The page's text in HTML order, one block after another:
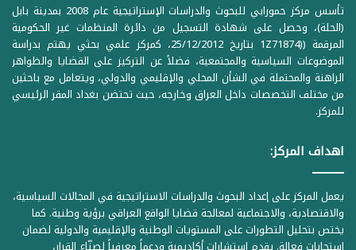
تأسس مركز حمورابي للبحوث والدراسات الإستراتيجية عام 2008 بمدينة بابل
(الحلة)، وحصل على شهادة التسجيل من دائرة المنظمات غير الحكومية
المرقمة ((1Z71874 بتاريخ 25/12/2012، كمركز علمي بحثي يهتم بدراسة
الموضوعات السياسية والمجتمعية، فضلاً عن التركيز على القضايا والظواهر
الراهنة والمحتملة في الشأن المحلي والإقليمي والدولي، ويتعامل مع باحثين
من مختلف التخصصات داخل العراق وخارجه، حيث تحتضن بغداد المقر الرئيسي
للمركز.
اهداف المركز:
يعمل المركز على إعداد البحوث والدراسات الاستراتيجية في المجالات السياسية،
والاقتصادية، والاجتماعية لمعالجة قضايا الواقع العراقي برؤية وطنية. كما
يختص بتحليل التطورات على المستويات الوطنية والإقليمية والدولية لضمان